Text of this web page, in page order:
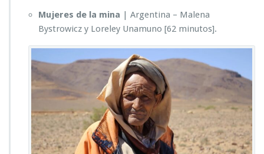
Mujeres de la mina | Argentina – Malena
Bystrowicz y Loreley Unamuno [62 minutos].